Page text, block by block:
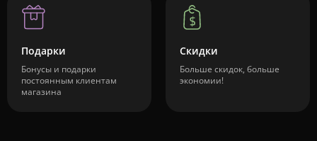
Подарки
Бонусы и подарки
постоянным клиентам
магазина
Скидки
Больше скидок, больше
экономии!